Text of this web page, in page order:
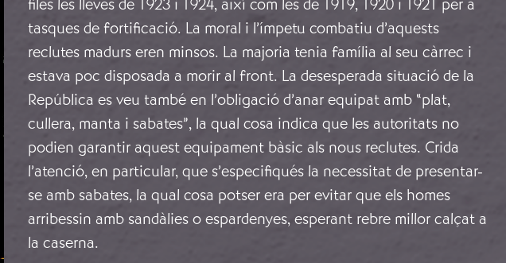
files les lleves de 1923 i 1924, així com les de 1919, 1920 i 1921 per a
tasques de fortificació. La moral i l’ímpetu combatiu d’aquests
reclutes madurs eren minsos. La majoria tenia família al seu càrrec i
estava poc disposada a morir al front. La desesperada situació de la
República es veu també en l’obligació d’anar equipat amb “plat,
cullera, manta i sabates”, la qual cosa indica que les autoritats no
podien garantir aquest equipament bàsic als nous reclutes. Crida
l’atenció, en particular, que s’especifiqués la necessitat de presentar-
se amb sabates, la qual cosa potser era per evitar que els homes
arribessin amb sandàlies o espardenyes, esperant rebre millor calçat a
la caserna.